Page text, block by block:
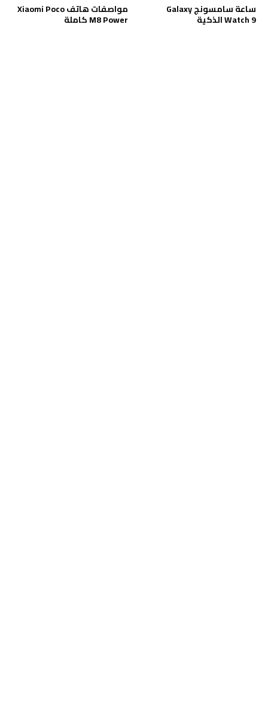
ساعة سامسونج Galaxy
Watch 9 الذكية
مواصفات هاتف Xiaomi Poco
M8 Power كاملة